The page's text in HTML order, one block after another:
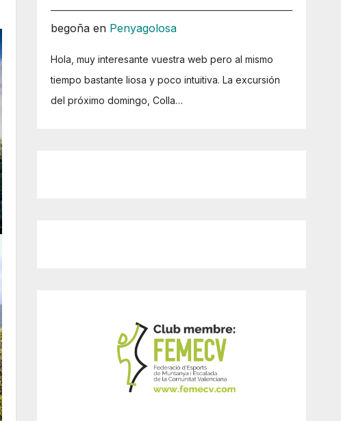
begoña en Penyagolosa
Hola, muy interesante vuestra web pero al mismo
tiempo bastante liosa y poco intuitiva. La excursión
del próximo domingo, Colla…